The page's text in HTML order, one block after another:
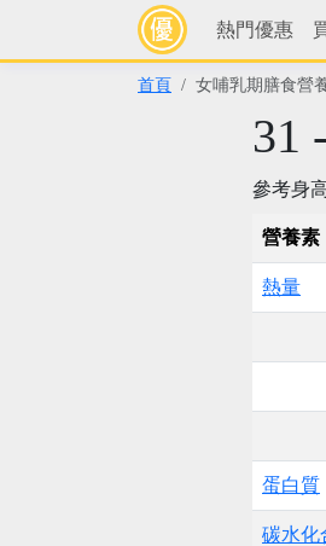
熱門優惠
首頁 女哺乳期膳食營
31
參考身
營養素
熱量
蛋白質
碳水化